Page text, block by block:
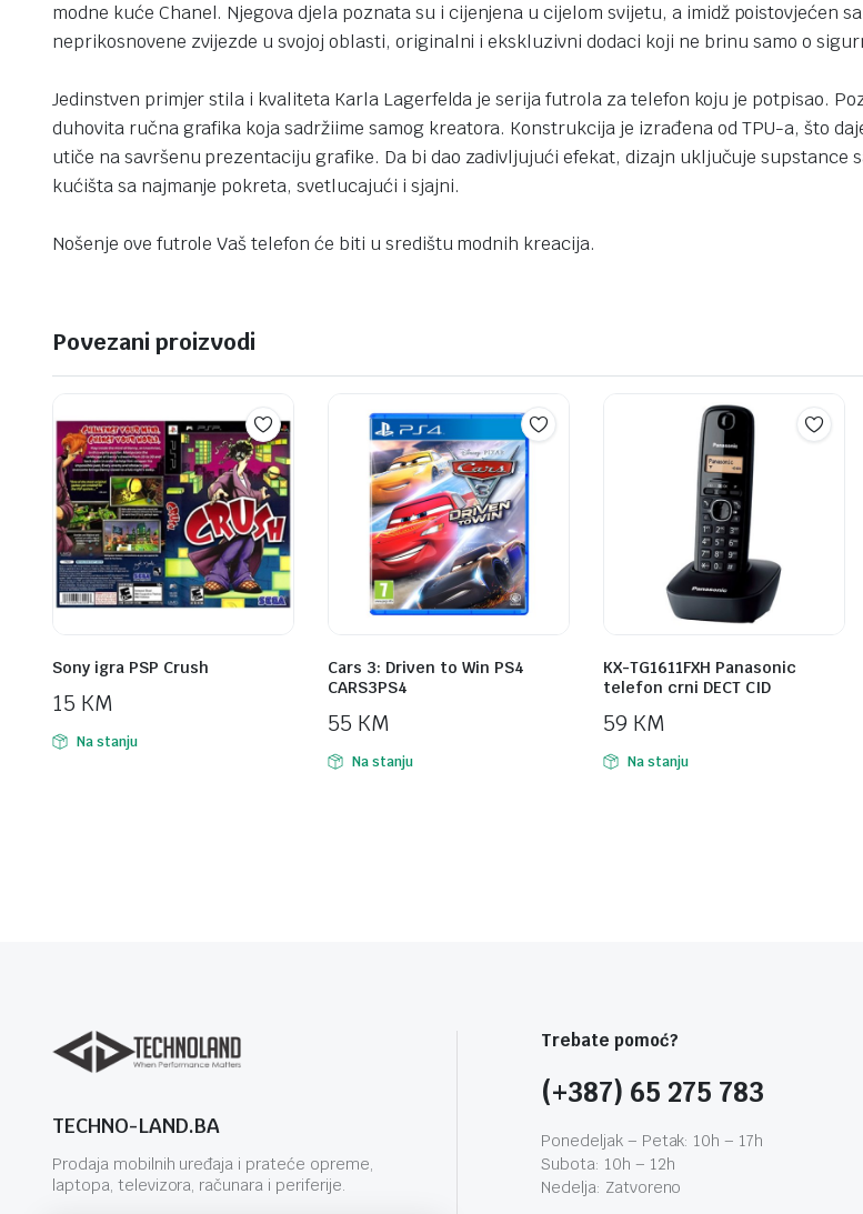
modne kuće Chanel. Njegova djela poznata su i cijenjena u cijelom svijetu, a imidž poistovjećen
neprikosnovene zvijezde u svojoj oblasti, originalni i ekskluzivni dodaci koji ne brinu samo o
Jedinstven primjer stila i kvaliteta Karla Lagerfelda je serija futrola za telefon koju je potpisao.
duhovita ručna grafika koja sadržiime samog kreatora. Konstrukcija je izrađena od TPU-a, što
utiče na savršenu prezentaciju grafike. Da bi dao zadivljujući efekat, dizajn uključuje
kućišta sa najmanje pokreta, svetlucajući i sjajni.
Nošenje ove futrole Vaš telefon će biti u središtu modnih kreacija.
Povezani proizvodi
Sony igra PSP Crush
15 KM
Na stanju
Cars 3: Driven to Win PS4
CARS3PS4
55 KM
Na stanju
KX-TG1611FXH Panasonic
telefon crni DECT CID
59 KM
Na stanju
TECHNO-LAND.BA
Prodaja mobilnih uređaja i prateće opreme,
laptopa, televizora, računara i periferije.
Trebate pomoć?
(+387) 65 275 783
Ponedeljak – Petak: 10h – 17h
Subota: 10h – 12h
Nedelja: Zatvoreno